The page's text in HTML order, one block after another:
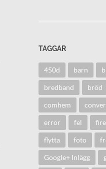
TAGGAR
450d barn
bredband bröd
comhem
error fel
flytta foto
Google+ Inlägg